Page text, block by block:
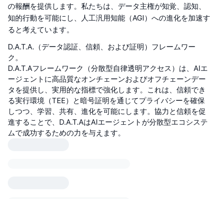
の報酬を提供します。私たちは、データ主権が知覚、認知、
知的行動を可能にし、人工汎用知能（AGI）への進化を加速す
ると考えています。
D.A.T.A.（データ認証、信頼、および証明）フレームワー
ク。
D.A.T.Aフレームワーク（分散型自律透明アクセス）は、AIエ
ージェントに高品質なオンチェーンおよびオフチェーンデー
タを提供し、実用的な指標で強化します。これは、信頼でき
る実行環境（TEE）と暗号証明を通じてプライバシーを確保
しつつ、学習、共有、進化を可能にします。協力と信頼を促
進することで、D.A.T.AはAIエージェントが分散型エコシステ
ムで成功するための力を与えます。